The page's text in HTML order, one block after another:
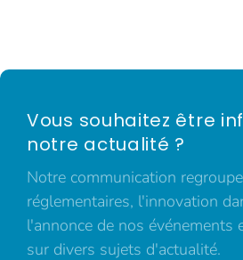
Vous souhaitez être
notre actualité ?
Notre communication
réglementaires, l'innovation
l'annonce de nos événements
sur divers sujets d'actualité.